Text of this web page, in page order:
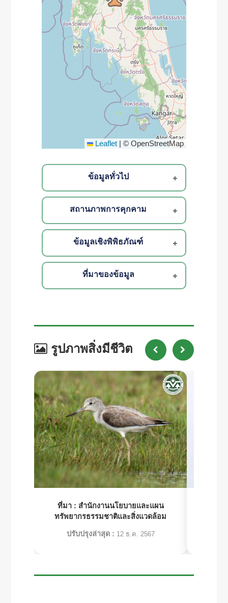
Leaflet © OpenStreetMap
ข้อมูลทั่วไป
สถานภาพการคุกคาม
ข้อมูลเชิงพิพิธภัณฑ์
ที่มาของข้อมูล
รูปภาพสิ่งมีชีวิต
ที่มา : สํานักงานนโยบายและแผน
ทรัพยากรธรรมชาติและสิ่งแวดล้อม
ปรับปรุงล่าสุด : 12 ธ.ค. 2567